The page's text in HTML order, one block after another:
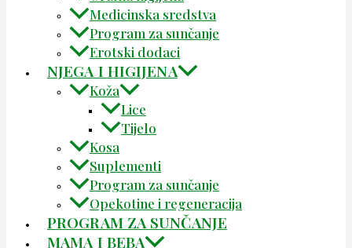
Medicinska sredstva
Program za sunčanje
Erotski dodaci
NJEGA I HIGIJENA
Koža
Lice
Tijelo
Kosa
Suplementi
Program za sunčanje
Opekotine i regeneracija
PROGRAM ZA SUNČANJE
MAMA I BEBA